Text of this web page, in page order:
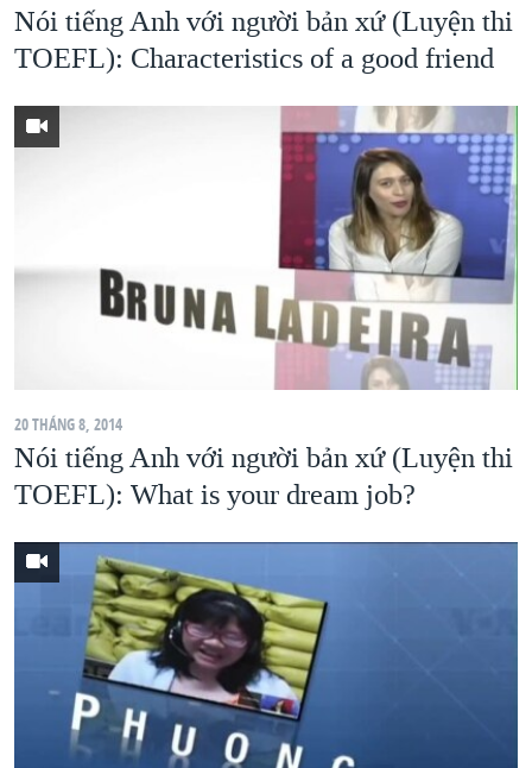
Nói tiếng Anh với người bản xứ (Luyện thi
TOEFL): Characteristics of a good friend
20 THÁNG 8, 2014
Nói tiếng Anh với người bản xứ (Luyện thi
TOEFL): What is your dream job?